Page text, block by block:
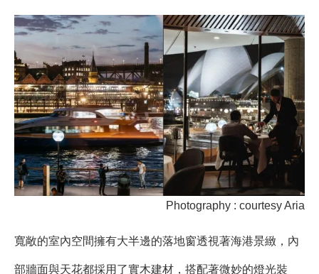
Photography : courtesy Aria
寬敞的室內空間擁有大半邊的落地窗透視著海港景緻，內
部牆面與天花都採用了實木建材，搭配著微妙的燈光裝